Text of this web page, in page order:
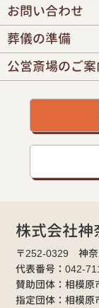
お問い合わせ
葬儀の準備
公営斎場のご案
株式会社
〒252-0329 神奈
代表番号：042-
賛助団体：相模原
指定団体：相模原